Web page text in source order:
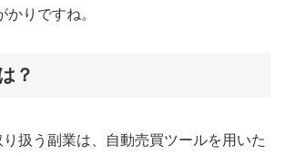
りですね。
？
扱う副業は、自動売買ツールを用いた